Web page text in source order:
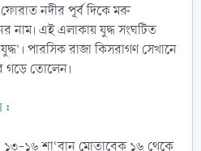
ফোরাত নদীর পূর্ব দিকে মরু
নাম। এই এলাকায় যুদ্ধ সংঘটিত
পারসিক রাজা কিসরাগণ সেখানে
গড়ে তোলেন।
:
১৩-১৬ শা‘বান মোতাবেক ১৬ থেকে